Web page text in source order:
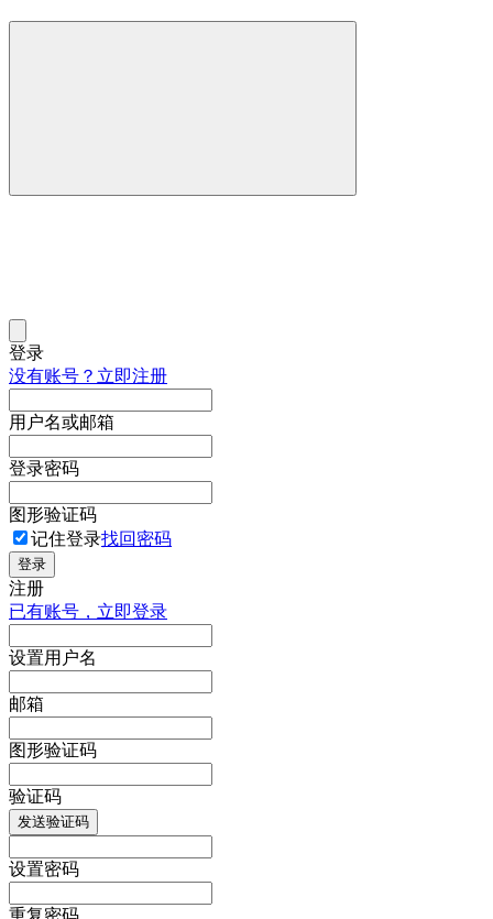
登录
没有账号？立即注册
用户名或邮箱
登录密码
图形验证码
记住登录找回密码
登录
注册
已有账号，立即登录
设置用户名
邮箱
图形验证码
验证码
发送验证码
设置密码
重复密码